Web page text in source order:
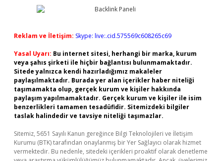
Reklam ve İletişim: Skype: live:.cid.575569c608265c69
Yasal Uyarı: Bu internet sitesi, herhangi bir marka, kurum
veya şahıs şirketi ile hiçbir bağlantısı bulunmamaktadır.
Sitede yalnızca kendi hazırladığımız makaleler
paylaşılmaktadır. Burada yer alan içerikler haber niteliği
taşımamakta olup, gerçek kurum ve kişiler hakkında
paylaşım yapılmamaktadır. Gerçek kurum ve kişiler ile isim
benzerlikleri tamamen tesadüfidir. Sitemizdeki bilgiler
taslak halindedir ve tavsiye niteliği taşımazlar.
Sitemiz, 5651 Sayılı Kanun gereğince Bilgi Teknolojileri ve İletişim
Kurumu (BTK) tarafından onaylanmış bir Yer Sağlayıcı olarak hizmet
vermektedir. Bu nedenle, sitedeki içerikleri proaktif olarak denetleme